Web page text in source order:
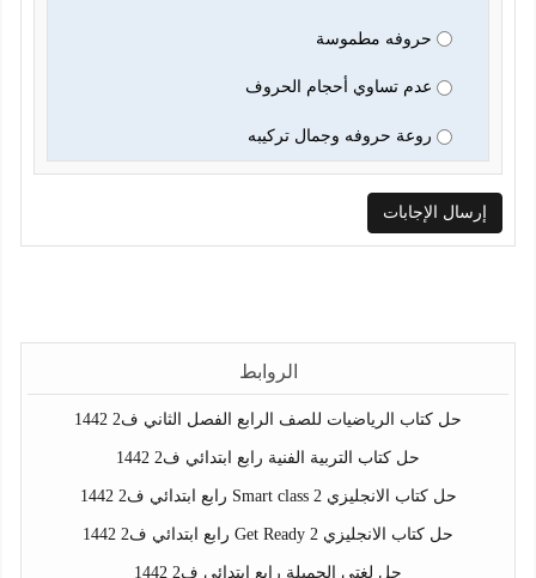
حروفه مطموسة
عدم تساوي أحجام الحروف
روعة حروفه وجمال تركيبه
الروابط
حل كتاب الرياضيات للصف الرابع الفصل الثاني ف2 1442
حل كتاب التربية الفنية رابع ابتدائي ف2 1442
حل كتاب الانجليزي Smart class 2 رابع ابتدائي ف2 1442
حل كتاب الانجليزي Get Ready 2 رابع ابتدائي ف2 1442
حل لغتي الجميلة رابع ابتدائي ف2 1442